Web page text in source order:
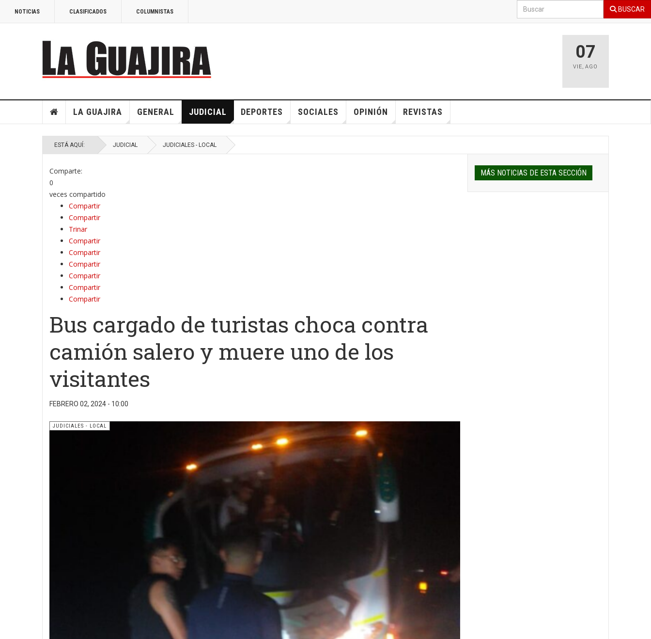
NOTICIAS CLASIFICADOS COLUMNISTAS BUSCAR
07
VIE,AGO
LA GUAJIRA GENERAL JUDICIAL DEPORTES SOCIALES OPINIÓN REVISTAS
ESTÁ AQUÍ: JUDICIAL JUDICIALES - LOCAL
Comparte:
0
veces compartido
Compartir
Compartir
Trinar
Compartir
Compartir
Compartir
Compartir
Compartir
Compartir
Bus cargado de turistas choca contra
camión salero y muere uno de los
visitantes
FEBRERO 02, 2024 - 10:00
JUDICIALES - LOCAL
MÁS NOTICIAS DE ESTA SECCIÓN